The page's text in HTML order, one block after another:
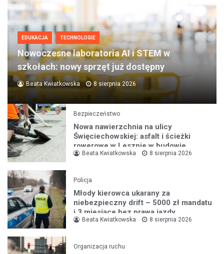
EDUKACJA TECHNOLOGIE
Nowoczesne laboratoria AI i STEM w
szkołach: nowy sprzęt już dostępny
Beata Kwiatkowska 8 sierpnia 2026
Bezpieczeństwo
Nowa nawierzchnia na ulicy
Święciechowskiej: asfalt i ścieżki
rowerowe w Lesznie w budowie
Beata Kwiatkowska 8 sierpnia 2026
Policja
Młody kierowca ukarany za
niebezpieczny drift – 5000 zł mandatu
i 3 miesiące bez prawa jazdy
Beata Kwiatkowska 8 sierpnia 2026
Organizacja ruchu